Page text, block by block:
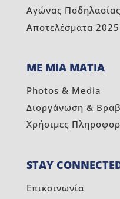
Αγώνας Ποδηλασίας
Αποτελέσματα 2025
ΜΕ ΜΙΑ ΜΑΤΙΑ
Photos & Media
Διοργάνωση &
Χρήσιμες
STAY
Επικοινωνία